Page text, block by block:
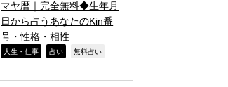
マヤ暦｜完全無料◆生年月
日から占うあなたのKin番
号・性格・相性
人生・仕事 占い 無料占い